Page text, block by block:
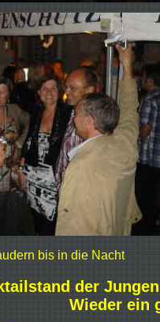
bis in die Nacht
der
Wieder ein